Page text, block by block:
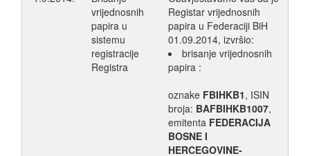
vrijednosnih
papira u
sistemu
registracije
Registra
Registar vrijednosnih
papira u Federaciji BiH
01.09.2014, izvršio:
brisanje vrijednosnih
papira :
oznake FBIHKB1, ISIN
broja: BAFBIHKB1007,
emitenta FEDERACIJA
BOSNE I
HERCEGOVINE-